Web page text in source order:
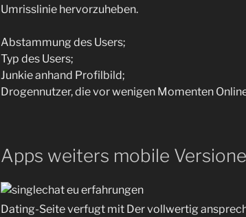
Umrisslinie hervorzuheben.
Abstammung des Users;
Typ des Users;
Junkie anhand Profilbild;
Drogennutzer, die vor wenigen Momenten
Apps weiters mobile
Dating-Seite verfugt mit Der vollwertig